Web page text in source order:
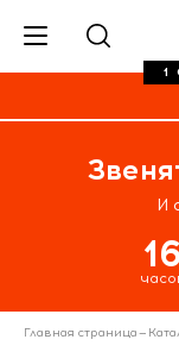
И
16
Главная страница—